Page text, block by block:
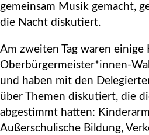
gemeinsam Musik gemacht,
die Nacht diskutiert.
Am zweiten Tag waren
Oberbürgermeister*innen-
und haben mit den
über Themen diskutiert, die
abgestimmt hatten:
Außerschulische Bildung,